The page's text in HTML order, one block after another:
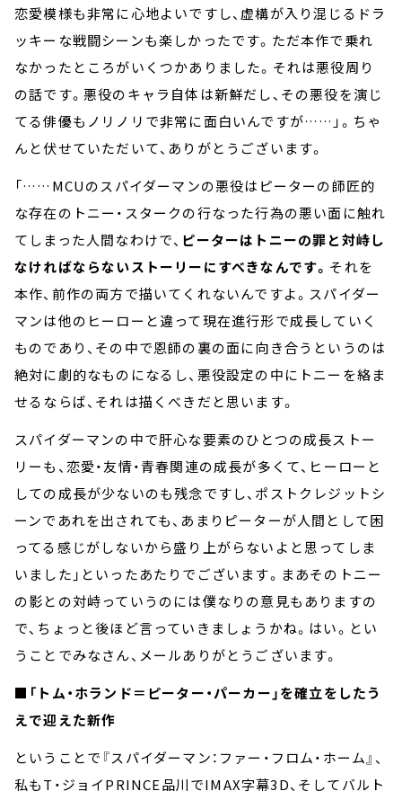
恋愛模様も非常に心地よいですし、虚構が入り混じるドラ
ッキーな戦闘シーンも楽しかったです。ただ本作で乗れ
なかったところがいくつかありました。それは悪役周り
の話です。悪役のキャラ自体は新鮮だし、その悪役を演じ
てる俳優もノリノリで非常に面白いんですが……」。ちゃ
んと伏せていただいて、ありがとうございます。
「……MCUのスパイダーマンの悪役はピーターの師匠的
な存在のトニー・スタークの行なった行為の悪い面に触れ
てしまった人間なわけで、 ピーターはトニーの罪と対峙し
なければならないストーリーにすべきなんです。 それを
本作、前作の両方で描いてくれないんですよ。スパイダー
マンは他のヒーローと違って現在進行形で成長していく
ものであり、その中で恩師の裏の面に向き合うというのは
絶対に劇的なものになるし、悪役設定の中にトニーを絡ま
せるならば、それは描くべきだと思います。
スパイダーマンの中で肝心な要素のひとつの成長ストー
リーも、恋愛・友情・青春関連の成長が多くて、ヒーローと
しての成長が少ないのも残念ですし、ポストクレジットシ
ーンであれを出されても、あまりピーターが人間として困
ってる感じがしないから盛り上がらないよと思ってしま
いました」といったあたりでございます。まあそのトニー
の影との対峙っていうのには僕なりの意見もありますの
で、ちょっと後ほど言っていきましょうかね。はい。とい
うことでみなさん、メールありがとうございます。
■ 「トム・ホランド＝ピーター・パーカー」を確立をしたう
えで迎えた新作
ということで『スパイダーマン：ファー・フロム・ホーム』、
私もT・ジョイPRINCE品川でIMAX字幕3D、そしてバルト